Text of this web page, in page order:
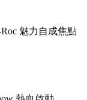
魅力自成焦點